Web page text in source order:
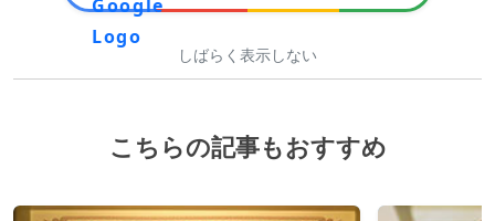
しばらく表示しない
こちらの記事もおすすめ